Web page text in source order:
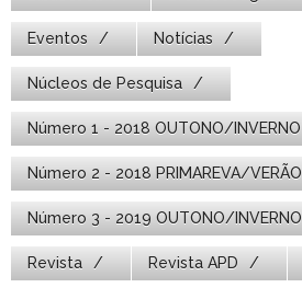
Eventos Notícias
Núcleos de Pesquisa
Número 1 - 2018 OUTONO/INVERNO
Número 2 - 2018 PRIMAREVA/VERÃO
Número 3 - 2019 OUTONO/INVERNO
Revista Revista APD